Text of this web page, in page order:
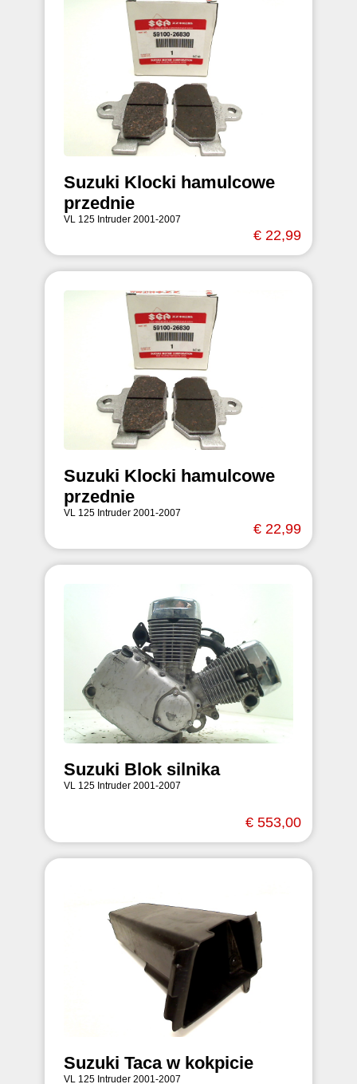
Suzuki Klocki hamulcowe
przednie
VL 125 Intruder 2001-2007
€ 22,99
Suzuki Klocki hamulcowe
przednie
VL 125 Intruder 2001-2007
€ 22,99
Suzuki Blok silnika
VL 125 Intruder 2001-2007
€ 553,00
Suzuki Taca w kokpicie
VL 125 Intruder 2001-2007